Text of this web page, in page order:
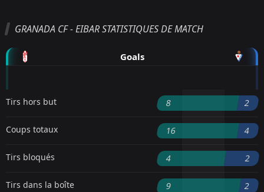
GRANADA CF - EIBAR STATISTIQUES DE MATCH
Goals
Tirs hors but 8 2
Coups totaux 16 4
Tirs bloqués 4 2
Tirs dans la boîte 9 2